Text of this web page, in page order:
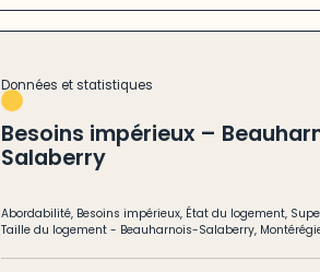
Données et statistiques
Besoins impérieux –
Salaberry
Abordabilité, Besoins impérieux, État du logement,
Taille du logement - Beauharnois-Salaberry,